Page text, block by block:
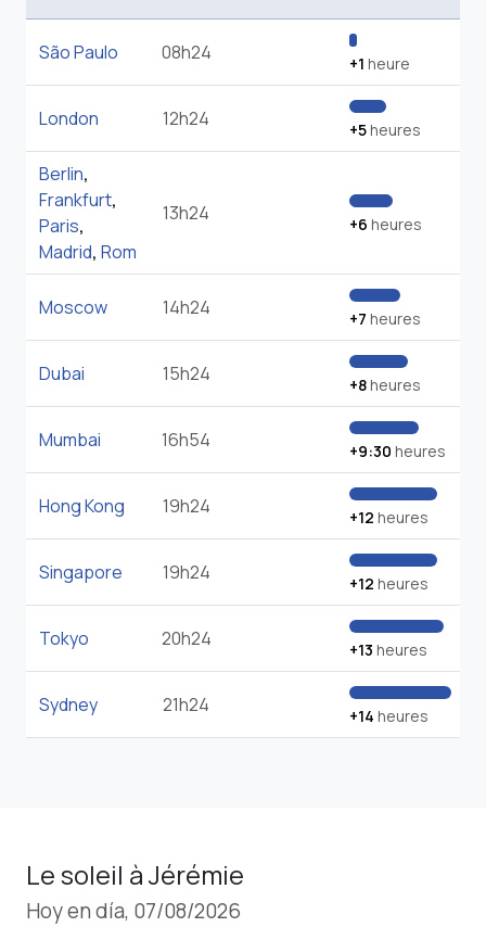
São Paulo 08h24 +1 heure
London 12h24 +5heures
Berlin,
Frankfurt,
Paris,
Madrid, Rom
13h24 +6 heures
Moscow 14h24 +7 heures
Dubai 15h24 +8heures
Mumbai 16h54 +9:30 heures
Hong Kong 19h24 +12 heures
Singapore 19h24 +12 heures
Tokyo 20h24 +13 heures
Sydney 21h24 +14 heures
Le soleil à Jérémie
Hoy en día, 07/08/2026